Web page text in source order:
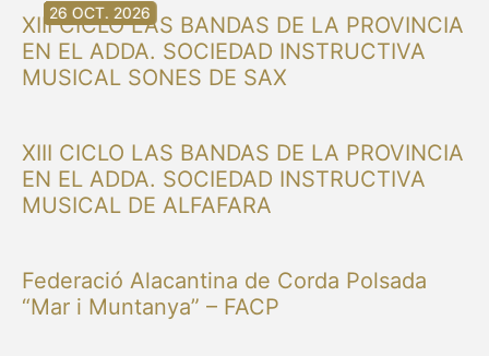
XIII CICLO LAS BANDAS DE LA PROVINCIA
EN EL ADDA. SOCIEDAD INSTRUCTIVA
MUSICAL SONES DE SAX
30 AG. 2026
XIII CICLO LAS BANDAS DE LA PROVINCIA
EN EL ADDA. SOCIEDAD INSTRUCTIVA
MUSICAL DE ALFAFARA
30 AG. 2026
Federació Alacantina de Corda Polsada
“Mar i Muntanya” – FACP
13 SET. 2026
20 SET. 2026
20 SET. 2026
26 SET. 2026
03 OCT. 2026
16 OCT. 2026
26 OCT. 2026